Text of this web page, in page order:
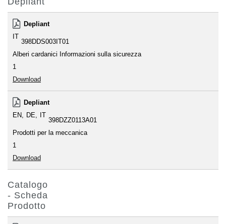
Depliant
IT
398DDS003IT01
Alberi cardanici Informazioni sulla sicurezza
1
Download
Depliant
EN
DE IT
398DZZ0113A01
Prodotti per la meccanica
1
Download
Catalogo
- Scheda
Prodotto